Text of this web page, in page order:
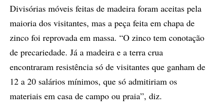
Divisórias móveis feitas de madeira foram aceitas pela
maioria dos visitantes, mas a peça feita em chapa de
zinco foi reprovada em massa. “O zinco tem conotação
de precariedade. Já a madeira e a terra crua
encontraram resistência só de visitantes que ganham de
12 a 20 salários mínimos, que só admitiriam os
materiais em casa de campo ou praia”, diz.